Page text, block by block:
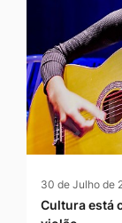
30 de Julho de
Cultura está